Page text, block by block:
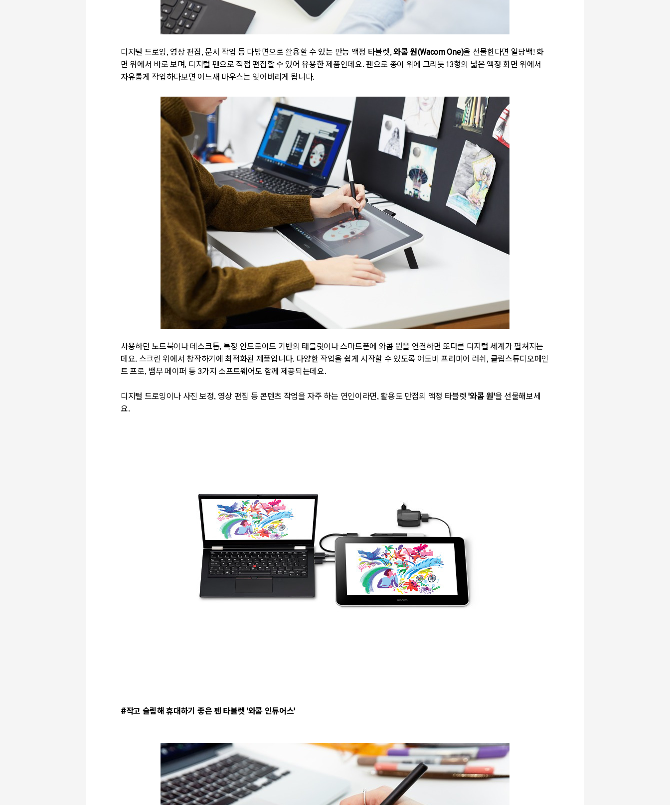
디지털 드로잉, 영상 편집, 문서 작업 등 다방면으로 활용할 수 있는 만능 액정 타블렛,와콤 원(Wacom One)을 선물한다면 일당백! 화
면 위에서 바로 보며, 디지털 펜으로 직접 편집할 수 있어 유용한 제품인데요. 펜으로 종이 위에 그리듯 13형의 넓은 액정 화면 위에서
자유롭게 작업하다보면 어느새 마우스는 잊어버리게 됩니다.
사용하던 노트북이나 데스크톱, 특정 안드로이드 기반의 태블릿이나 스마트폰에 와콤 원을 연결하면 또다른 디지털 세계가 펼쳐지는
데요. 스크린 위에서 창작하기에 최적화된 제품입니다. 다양한 작업을 쉽게 시작할 수 있도록 어도비 프리미어 러쉬, 클립스튜디오페인
트 프로, 뱀부 페이퍼 등 3가지 소프트웨어도 함께 제공되는데요.
디지털 드로잉이나 사진 보정, 영상 편집 등 콘텐츠 작업을 자주 하는 연인이라면, 활용도 만점의 액정 타블렛'와콤 원'을 선물해보세
요.
#작고 슬림해 휴대하기 좋은 펜 타블렛 '와콤 인튜어스'